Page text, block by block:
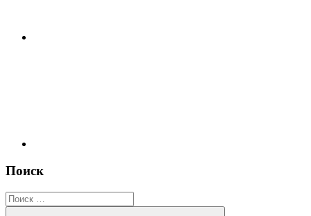
Поиск
Поиск
для: